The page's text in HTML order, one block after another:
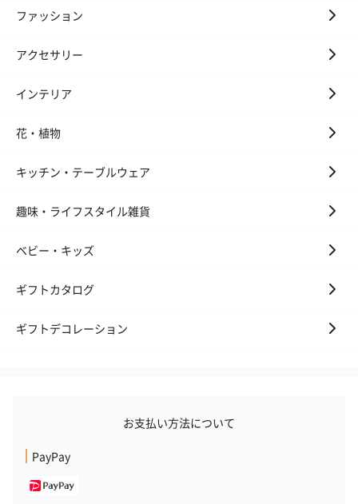
ハンドクリーム3本セッ
（1,100円）
レープフルーツ）
シャワージェ
ッシュローズ
リラックスグッズ
（ブルー）（748円）
ファッション
アクセサリー
インテリア
花・植物
キッチン・テーブルウェア
趣味・ライフスタイル雑貨
ベビー・キッズ
ギフトカタログ
ギフトデコレーション
お支払い方法について
PayPay